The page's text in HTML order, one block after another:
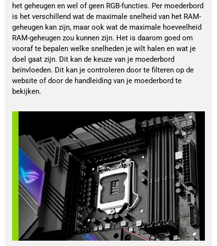
het geheugen en wel of geen RGB-functies. Per moederbord
is het verschillend wat de maximale snelheid van het RAM-
geheugen kan zijn, maar ook wat de maximale hoeveelheid
RAM-geheugen zou kunnen zijn. Het is daarom goed om
vooraf te bepalen welke snelheden je wilt halen en wat je
doel gaat zijn. Dit kan de keuze van je moederbord
beïnvloeden. Dit kan je controleren door te filteren op de
website of door de handleiding van je moederbord te
bekijken.